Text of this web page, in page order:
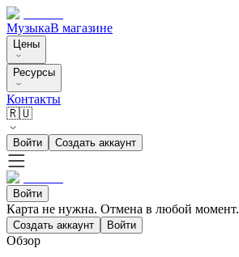
МузыкаВ магазине
Цены
Ресурсы
Контакты
🇷🇺
Войти Создать аккаунт
Войти
Карта не нужна. Отмена в любой момент.
Создать аккаунт Войти
Обзор